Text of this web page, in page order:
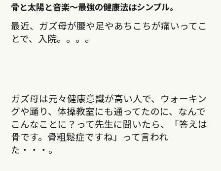
骨と太陽と音楽〜最強の健康法はシンプル。
最近、ガズ母が腰や足やあちこちが痛いってこ
とで、入院。。。。
ガズ母は元々健康意識が高い人で、ウォーキン
グや踊り、体操教室にも通ってたのに、なんで
こんなことに？って先生に聞いたら、「答えは
骨です。骨粗鬆症ですね」って言われ
た・・・。